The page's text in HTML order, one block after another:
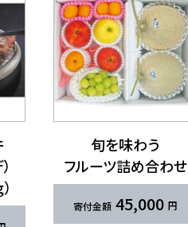
旬を​味わう​
フルーツ詰め合わせ
45,000